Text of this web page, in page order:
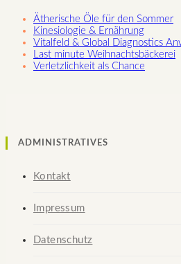
Ätherische Öle für den Sommer
Kinesiologie & Ernährung
Vitalfeld & Global Diagnostics
Last minute Weihnachtsbäckerei
Verletzlichkeit als Chance
ADMINISTRATIVES
Kontakt
Impressum
Datenschutz